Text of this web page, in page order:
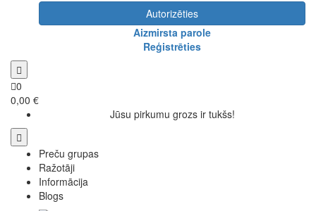
Autorizēties
Aizmirsta parole
Reģistrēties
0
0,00 €
Jūsu pirkumu grozs ir tukšs!
Preču grupas
Ražotāji
Informācija
Blogs